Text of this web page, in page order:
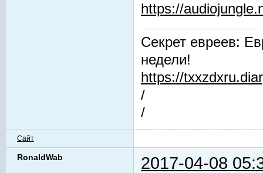
https://
Секрет евреев:
недели!
https://
/
/
Сайт
RonaldWab 2017-04-08